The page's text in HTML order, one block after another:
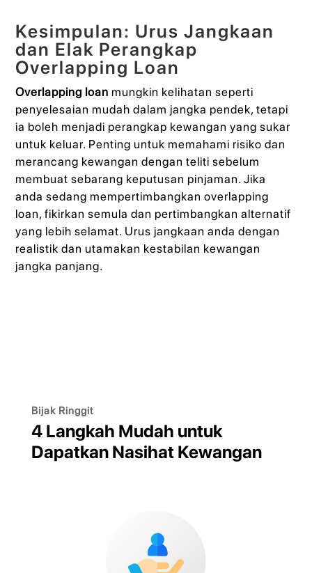
Kesimpulan: Urus Jangkaan
dan Elak Perangkap
Overlapping Loan
Overlapping loan mungkin kelihatan seperti
penyelesaian mudah dalam jangka pendek, tetapi
ia boleh menjadi perangkap kewangan yang sukar
untuk keluar. Penting untuk memahami risiko dan
merancang kewangan dengan teliti sebelum
membuat sebarang keputusan pinjaman. Jika
anda sedang mempertimbangkan overlapping
loan, fikirkan semula dan pertimbangkan alternatif
yang lebih selamat. Urus jangkaan anda dengan
realistik dan utamakan kestabilan kewangan
jangka panjang.
Bijak Ringgit
4 Langkah Mudah untuk
Dapatkan Nasihat Kewangan